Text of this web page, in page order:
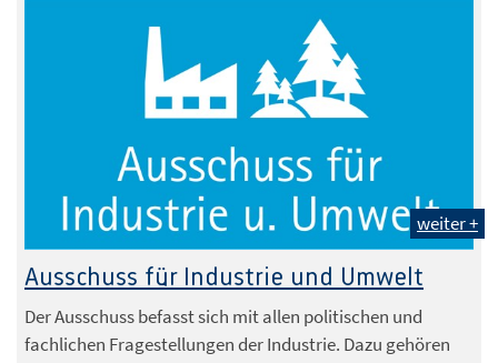
weiter +
Ausschuss für Industrie und Umwelt
Der Ausschuss befasst sich mit allen politischen und
fachlichen Fragestellungen der Industrie. Dazu gehören